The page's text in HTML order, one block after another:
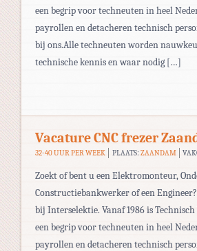
een begrip voor techneuten in heel
payrollen en detacheren technisch
bij ons.Alle techneuten worden
technische kennis en waar nodig […]
Vacature CNC frezer
32-40 UUR PER WEEK PLAATS: ZAANDAM
Zoekt of bent u een Elektromonteur,
Constructiebankwerker of een
bij Interselektie. Vanaf 1986 is
een begrip voor techneuten in heel
payrollen en detacheren technisch